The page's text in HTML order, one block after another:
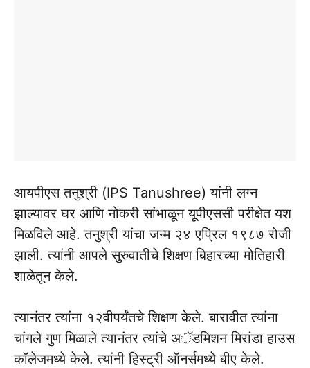
आयपीएस तनुश्री (IPS Tanushree) यांनी लग्न
झाल्यावर घर आणि नोकरी सांभाळून यूपीएससी परीक्षेत यश
मिळविले आहे. तनुश्री यांचा जन्म २४ एप्रिल १९८७ रोजी
झाली. त्यांनी आपले सुरुवातीचे शिक्षण बिहारच्या मोतिहारी
शाळेतून केले.
त्यानंतर त्यांना १२वीपर्यंतचे शिक्षण केले. बारावीत त्यांना
चांगले गुण मिळाले त्यानंतर त्यांचे अॅडमिशन मिरांडा हाउस
कॉलेजमध्ये केले. त्यांनी हिस्ट्री ऑनर्समध्ये बीए केले.